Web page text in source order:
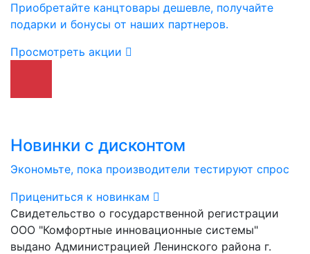
Приобретайте канцтовары дешевле, получайте
подарки и бонусы от наших партнеров.
Просмотреть акции
Новинки с дисконтом
Экономьте, пока производители тестируют спрос
Прицениться к новинкам
Свидетельство о государственной регистрации
ООО "Комфортные инновационные системы"
выдано Администрацией Ленинского района г.